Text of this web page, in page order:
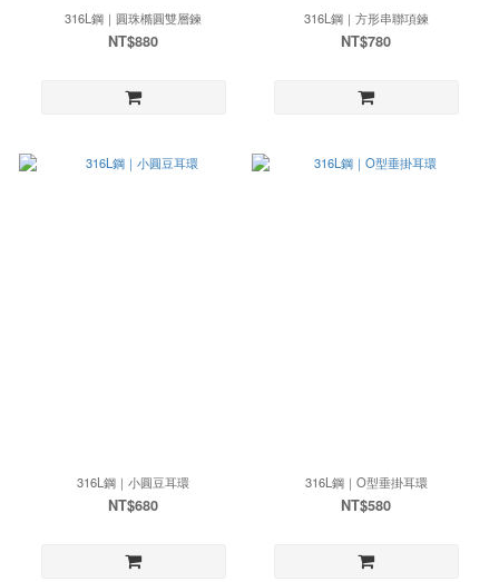
316L鋼｜圓珠橢圓雙層鍊
NT$880
316L鋼｜方形串聯項鍊
NT$780
316L鋼｜小圓豆耳環
NT$680
316L鋼｜O型垂掛耳環
NT$580